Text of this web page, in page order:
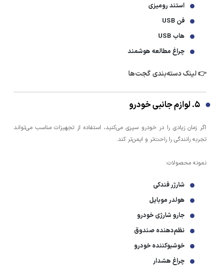
استند رومیزی
فن USB
هاب USB
چراغ مطالعه هوشمند
👉 لینک دسته‌بندی گجت‌ها
۵. لوازم جانبی خودرو
اگر زمان زیادی را در خودرو سپری می‌کنید، استفاده از تجهیزات مناسب می‌تواند
تجربه رانندگی را راحت‌تر و ایمن‌تر کند.
نمونه محصولات:
شارژر فندکی
هولدر موبایل
جارو شارژی خودرو
نظم‌دهنده صندوق
خوشبوکننده خودرو
چراغ هشدار